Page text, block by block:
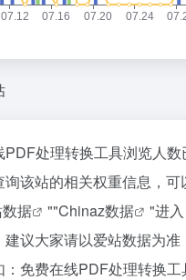
PDF处理转换工具浏览人
询该站的相关权重信息，可
据 ""Chinaz数据
"进
建议大家请以爱站数据为
：免费在线PDF处理转换